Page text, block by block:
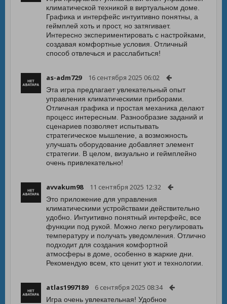
климатической техникой в виртуальном доме.
Графика и интерфейс интуитивно понятны, а
геймплей хоть и прост, но затягивает.
Интересно экспериментировать с настройками,
создавая комфортные условия. Отличный
способ отвлечься и расслабиться!
as-adm729 16 сентября 2025 06:02
Эта игра предлагает увлекательный опыт
управления климатическими приборами.
Отличная графика и простая механика делают
процесс интересным. Разнообразие заданий и
сценариев позволяет испытывать
стратегическое мышление, а возможность
улучшать оборудование добавляет элемент
стратегии. В целом, визуально и геймплейно
очень привлекательно!
avvakum98 11 сентября 2025 12:32
Это приложение для управления
климатическими устройствами действительно
удобно. Интуитивно понятный интерфейс, все
функции под рукой. Можно легко регулировать
температуру и получать уведомления. Отлично
подходит для создания комфортной
атмосферы в доме, особенно в жаркие дни.
Рекомендую всем, кто ценит уют и технологии.
atlas1997189 6 сентября 2025 08:34
Игра очень увлекательная! Удобное